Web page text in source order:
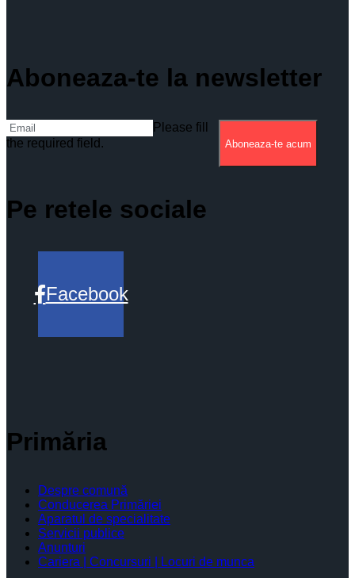
Aboneaza-te la newsletter
Please fill
the required field.
Aboneaza-te acum
Pe retele sociale
Facebook
Primăria
Despre comună
Conducerea Primăriei
Aparatul de specialitate
Servicii publice
Anunturi
Cariera | Concursuri | Locuri de munca